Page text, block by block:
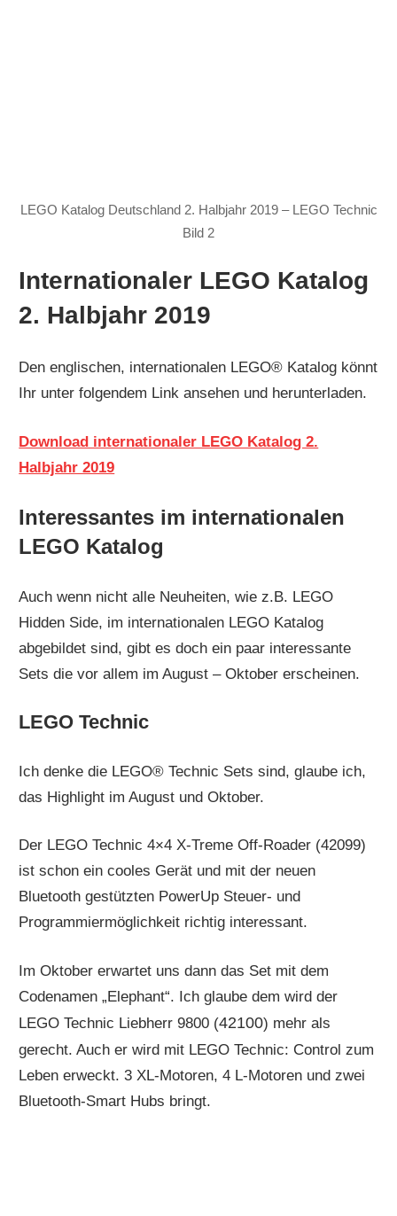
LEGO Katalog Deutschland 2. Halbjahr 2019 – LEGO Technic
Bild 2
Internationaler LEGO Katalog
2. Halbjahr 2019
Den englischen, internationalen LEGO® Katalog könnt
Ihr unter folgendem Link ansehen und herunterladen.
Download internationaler LEGO Katalog 2.
Halbjahr 2019
Interessantes im internationalen
LEGO Katalog
Auch wenn nicht alle Neuheiten, wie z.B. LEGO
Hidden Side, im internationalen LEGO Katalog
abgebildet sind, gibt es doch ein paar interessante
Sets die vor allem im August – Oktober erscheinen.
LEGO Technic
Ich denke die LEGO® Technic Sets sind, glaube ich,
das Highlight im August und Oktober.
Der LEGO Technic 4×4 X-Treme Off-Roader (42099)
ist schon ein cooles Gerät und mit der neuen
Bluetooth gestützten PowerUp Steuer- und
Programmiermöglichkeit richtig interessant.
Im Oktober erwartet uns dann das Set mit dem
Codenamen „Elephant“. Ich glaube dem wird der
LEGO Technic Liebherr 9800 (42100) mehr als
gerecht. Auch er wird mit LEGO Technic: Control zum
Leben erweckt. 3 XL-Motoren, 4 L-Motoren und zwei
Bluetooth-Smart Hubs bringt.